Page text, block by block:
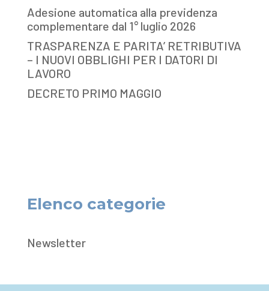
Adesione automatica alla previdenza
complementare dal 1° luglio 2026
TRASPARENZA E PARITA’ RETRIBUTIVA
– I NUOVI OBBLIGHI PER I DATORI DI
LAVORO
DECRETO PRIMO MAGGIO
Elenco categorie
Newsletter